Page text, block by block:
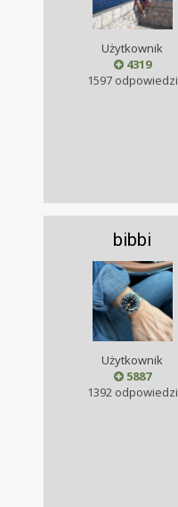
Użytkownik
4319
1597 odpowiedzi
bibbi
Użytkownik
5887
1392 odpowiedzi